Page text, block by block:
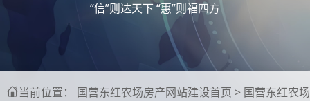
“信”则达天下 “惠”则福四方
当前位置： 国营东红农场房产网站建设首页 > 国营东红农场